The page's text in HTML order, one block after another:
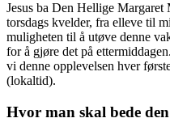
Jesus ba Den Hellige
torsdags kvelder, fra elleve til
muligheten til å utøve denne
for å gjøre det på
vi denne opplevelsen hver
(lokaltid).
Hvor man skal bede